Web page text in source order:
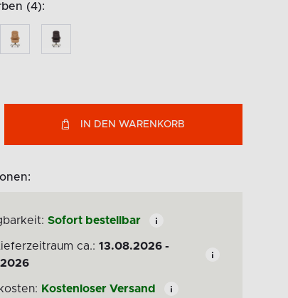
(4):
IN DEN WARENKORB
Sofort bestellbar
ca.: 13.08.2026 -
Kostenloser Versand